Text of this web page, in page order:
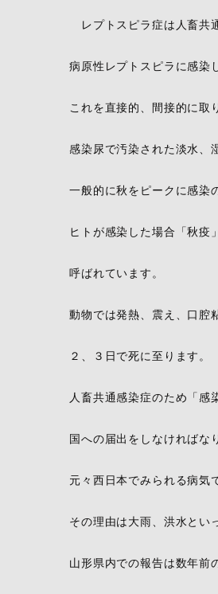
レプトスピラ症は人畜共
病原性レプトスピラに感染
これを直接的、間接的に取
感染尿で汚染された淡水、
一般的に秋をピークに感染
ヒトが感染した場合「秋
呼ばれています。
動物では発熱、震え、口腔
２、３日で死に至ります。
人畜共通感染症のため「感
国への届出をしなければな
元々西日本でみられる病気
その理由は大雨、洪水とい
山形県内での報告は数年前